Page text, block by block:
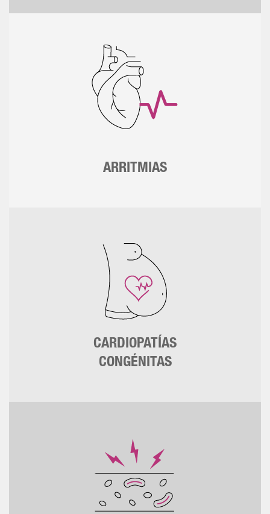
ARRITMIAS
CARDIOPATÍAS
CONGÉNITAS